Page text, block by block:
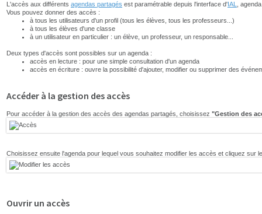
L'accès aux différents agendas partagés est paramétrable depuis l'interface d'IAL
,
Vous pouvez donner des accès :
à tous les utilisateurs d'un profil (tous les élèves, tous les professeurs...)
à tous les élèves d'une classe
à un utilisateur en particulier : un élève, un professeur, un responsable...
Deux types d'accès sont possibles sur un agenda :
accès en lecture : pour une simple consultation d'un agenda
accès en écriture : ouvre la possibilité d'ajouter, modifier ou supprimer des
Accéder à la gestion des accès
Pour accéder à la gestion des accès des agendas partagés, choisissez "Gestion des
Choisissez ensuite l'agenda pour lequel vous souhaitez modifier les accès et cliquez sur
Ouvrir un accès